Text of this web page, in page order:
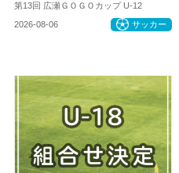
第13回 広瀬ＧＯＧＯカップ U-12
2026-08-06 サッカー